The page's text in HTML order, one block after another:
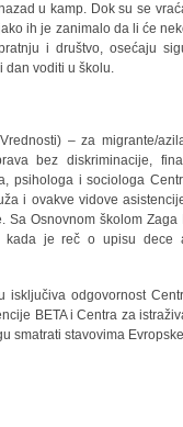
u kamp. Dok su se
ih je zanimalo da li će
i društvo, osećaju
dan voditi u školu.
– za migrante/
bez diskriminacije,
psihologa i sociologa
i ovakve vidove
Sa Osnovnom školom Zaga
kada je reč o upisu dece
isključiva odgovornost
BETA i Centra za
smatrati stavovima